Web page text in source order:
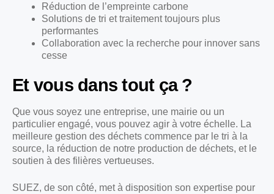
Réduction de l’empreinte carbone
Solutions de tri et traitement toujours plus
performantes
Collaboration avec la recherche pour innover sans
cesse
Et vous dans tout ça ?
Que vous soyez une entreprise, une mairie ou un
particulier engagé, vous pouvez agir à votre échelle. La
meilleure gestion des déchets commence par le tri à la
source, la réduction de notre production de déchets, et le
soutien à des filières vertueuses.
SUEZ, de son côté, met à disposition son expertise pour